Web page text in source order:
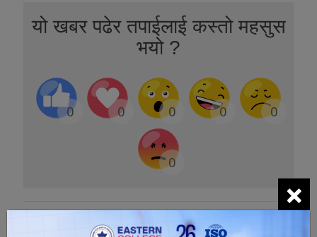
यो खबर पढेर तपाईलाई कस्तो महसुस
भयो ?
0 0 0 0 0
0
×